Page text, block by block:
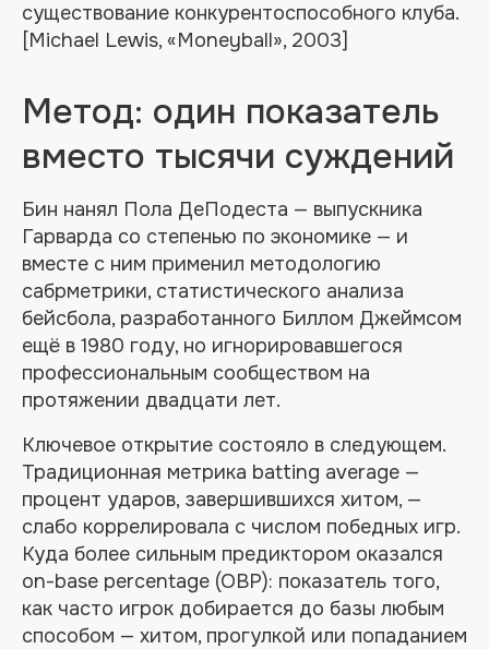
существование конкурентоспособного клуба.
[Michael Lewis, «Moneyball», 2003]
Метод: один показатель
вместо тысячи суждений
Бин нанял Пола ДеПодеста — выпускника
Гарварда со степенью по экономике — и
вместе с ним применил методологию
сабрметрики, статистического анализа
бейсбола, разработанного Биллом Джеймсом
ещё в 1980 году, но игнорировавшегося
профессиональным сообществом на
протяжении двадцати лет.
Ключевое открытие состояло в следующем.
Традиционная метрика batting average —
процент ударов, завершившихся хитом, —
слабо коррелировала с числом победных игр.
Куда более сильным предиктором оказался
on-base percentage (OBP): показатель того,
как часто игрок добирается до базы любым
способом — хитом, прогулкой или попаданием